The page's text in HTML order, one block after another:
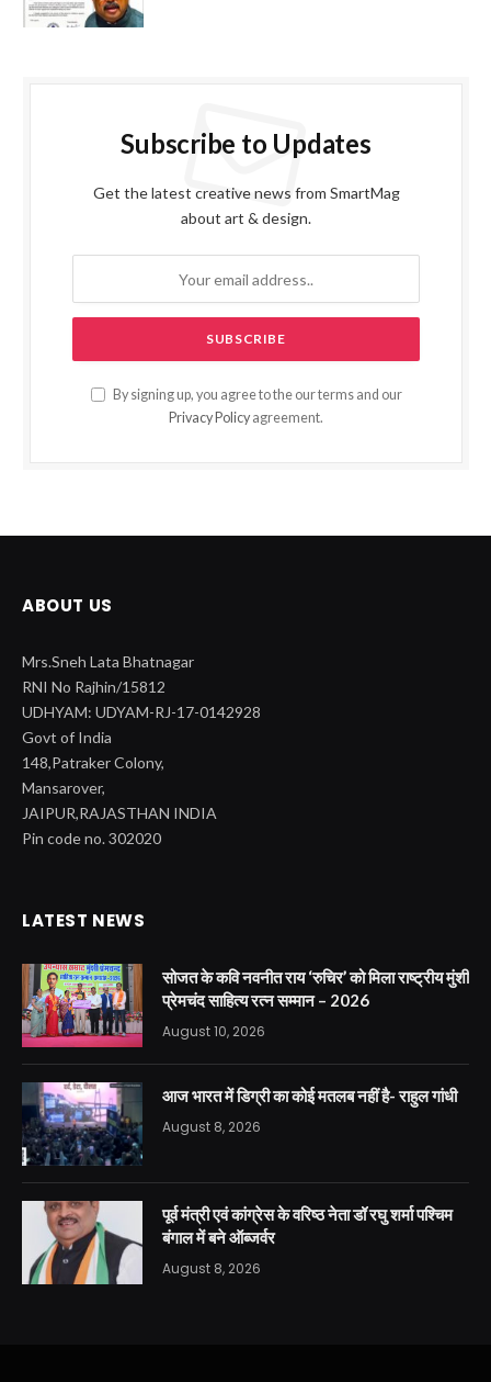
Subscribe to Updates
Get the latest creative news from SmartMag
about art & design.
By signing up, you agree to the our terms and our
Privacy Policy agreement.
ABOUT US
Mrs.Sneh Lata Bhatnagar
RNI No Rajhin/15812
UDHYAM: UDYAM-RJ-17-0142928
Govt of India
148,Patraker Colony,
Mansarover,
JAIPUR,RAJASTHAN INDIA
Pin code no. 302020
LATEST NEWS
सोजत के कवि नवनीत राय ‘रुचिर’ को मिला राष्ट्रीय मुंशी
प्रेमचंद साहित्य रत्न सम्मान – 2026
August 10, 2026
आज भारत में डिग्री का कोई मतलब नहीं है- राहुल गांधी
August 8, 2026
पूर्व मंत्री एवं कांग्रेस के वरिष्ठ नेता डॉ रघु शर्मा पश्चिम
बंगाल में बने ऑब्जर्वर
August 8, 2026